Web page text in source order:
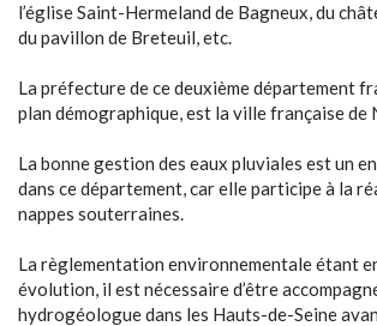
l’église Saint-Hermeland de Bagneux, du
du pavillon de Breteuil, etc.
La préfecture de ce deuxième département
plan démographique, est la ville française de
La bonne gestion des eaux pluviales est un
dans ce département, car elle participe à la
nappes souterraines.
La règlementation environnementale étant
évolution, il est nécessaire d’être
hydrogéologue dans les Hauts-de-Seine